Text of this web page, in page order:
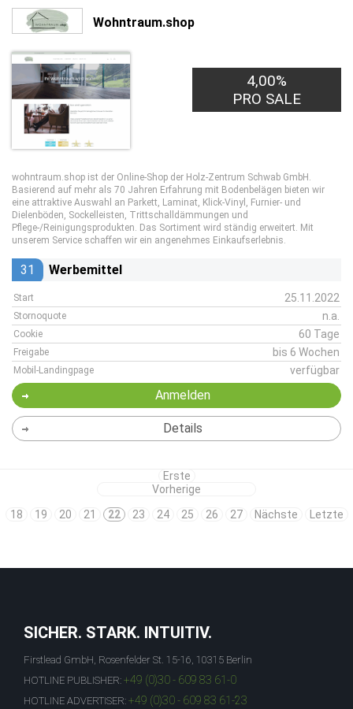
Wohntraum.shop
4,00%
PRO SALE
wohntraum.shop ist der Online-Shop der Holz-Zentrum Schwab GmbH.
Basierend auf mehr als 70 Jahren Erfahrung mit Bodenbelägen bieten wir
eine attraktive Auswahl an Parkett, Laminat, Klick-Vinyl, Furnier- und
Dielenböden, Sockelleisten, Trittschalldämmungen und
Pflege-/Reinigungsprodukten. Das Sortiment wird ständig erweitert. Mit
unserem Service schaffen wir ein angenehmes Einkaufserlebnis.
31 Werbemittel
Start 25.11.2022
Stornoquote n.a.
Cookie 60 Tage
Freigabe bis 6 Wochen
Mobil-Landingpage verfügbar
Anmelden
Details
Erste
Vorherige
18
19 20 21 22 23 24 25 26 27 Nächste Letzte
SICHER. STARK. INTUITIV.
Firstlead GmbH, Rosenfelder St. 15-16, 10315 Berlin
HOTLINE PUBLISHER: +49 (0)30 - 609 83 61-0
HOTLINE ADVERTISER: +49 (0)30 - 609 83 61-23